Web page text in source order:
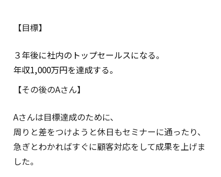
【目標】
３年後に社内のトップセールスになる。
年収1,000万円を達成する。
【その後のAさん】
Aさんは目標達成のために、
周りと差をつけようと休日もセミナーに通ったり、
急ぎとわかればすぐに顧客対応をして成果を上げま
した。